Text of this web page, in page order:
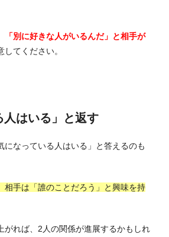
「別に好きな人がいるんだ」と相手が
してください。
人はいる」と返す
になっている人はいる」と答えるのも
相手は「誰のことだろう」と興味を持
がれば、2人の関係が進展するかもしれ